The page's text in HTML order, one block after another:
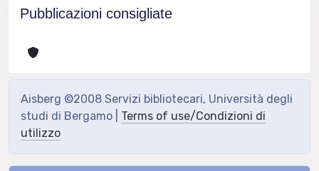
Pubblicazioni consigliate
Aisberg ©2008 Servizi bibliotecari, Università degli
studi di Bergamo | Terms of use/Condizioni di
utilizzo